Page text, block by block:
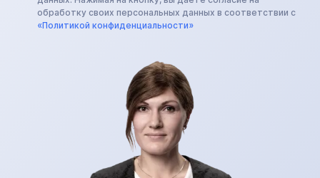
обработку своих персональных данных в соответствии с
«Политикой конфиденциальности»